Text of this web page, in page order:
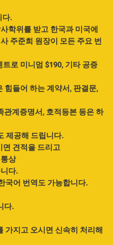
다.
학위를 받고 한국과 미국에
주준희 원장이 모든 주요 번
로 미니멈 $190, 기타 공증
힘들어 하는 계약서, 판결문,
관계증명서, 호적등본 등은 하
제공해 드립니다.
견적을 드리고
상
다.
국어 번역도 가능합니다.
다.
가지고 오시면 신속히 처리해